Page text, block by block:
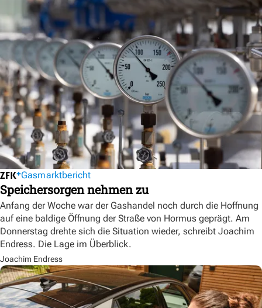
Gasmarktbericht
Speichersorgen nehmen zu
Anfang der Woche war der Gashandel noch durch die Hoffnung
auf eine baldige Öffnung der Straße von Hormus geprägt. Am
Donnerstag drehte sich die Situation wieder, schreibt Joachim
Endress. Die Lage im Überblick.
Joachim Endress